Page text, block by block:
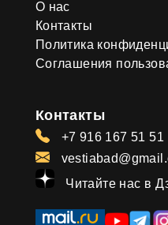
О нас
Контакты
Политика
Соглашения
Контакты
+7 916 167 51 51
Читайте нас в